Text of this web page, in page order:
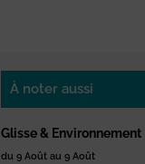
À noter aussi
Glisse & Environnement
du 9 Août au 9 Août